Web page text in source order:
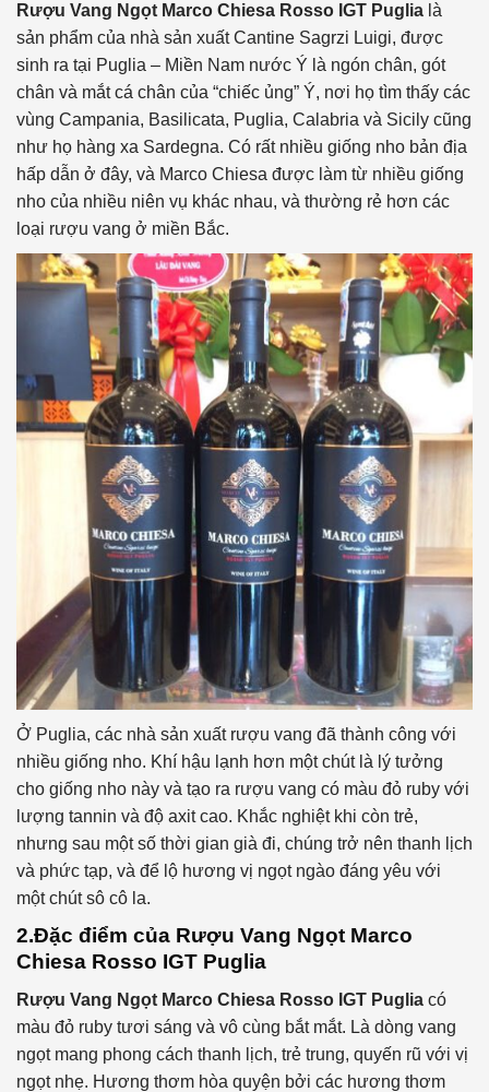
Rượu Vang Ngọt Marco Chiesa Rosso IGT Puglia là
sản phẩm của nhà sản xuất Cantine Sagrzi Luigi, được
sinh ra tại Puglia – Miền Nam nước Ý là ngón chân, gót
chân và mắt cá chân của “chiếc ủng” Ý, nơi họ tìm thấy các
vùng Campania, Basilicata, Puglia, Calabria và Sicily cũng
như họ hàng xa Sardegna. Có rất nhiều giống nho bản địa
hấp dẫn ở đây, và Marco Chiesa được làm từ nhiều giống
nho của nhiều niên vụ khác nhau, và thường rẻ hơn các
loại rượu vang ở miền Bắc.
Ở Puglia, các nhà sản xuất rượu vang đã thành công với
nhiều giống nho. Khí hậu lạnh hơn một chút là lý tưởng
cho giống nho này và tạo ra rượu vang có màu đỏ ruby với
lượng tannin và độ axit cao. Khắc nghiệt khi còn trẻ,
nhưng sau một số thời gian già đi, chúng trở nên thanh lịch
và phức tạp, và để lộ hương vị ngọt ngào đáng yêu với
một chút sô cô la.
2.Đặc điểm của Rượu Vang Ngọt Marco
Chiesa Rosso IGT Puglia
Rượu Vang Ngọt Marco Chiesa Rosso IGT Puglia có
màu đỏ ruby tươi sáng và vô cùng bắt mắt. Là dòng vang
ngọt mang phong cách thanh lịch, trẻ trung, quyến rũ với vị
ngọt nhẹ. Hương thơm hòa quyện bởi các hương thơm